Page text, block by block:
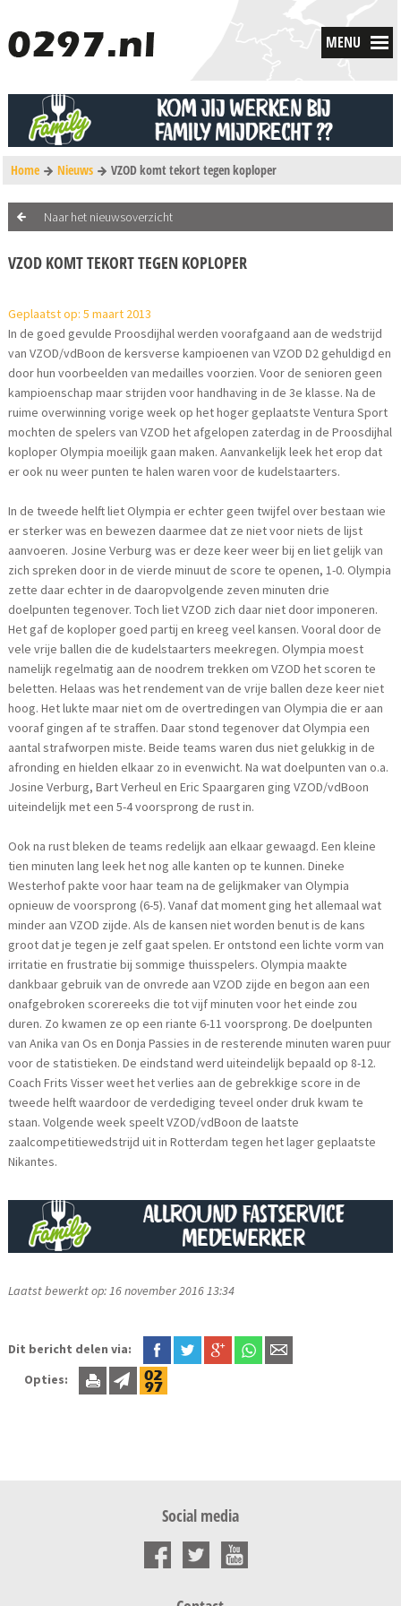
MENU
Home Nieuws VZOD komt tekort tegen koploper
Naar het nieuwsoverzicht
VZOD KOMT TEKORT TEGEN KOPLOPER
Geplaatst op: 5 maart 2013
In de goed gevulde Proosdijhal werden voorafgaand aan de wedstrijd
van VZOD/vdBoon de kersverse kampioenen van VZOD D2 gehuldigd en
door hun voorbeelden van medailles voorzien. Voor de senioren geen
kampioenschap maar strijden voor handhaving in de 3e klasse. Na de
ruime overwinning vorige week op het hoger geplaatste Ventura Sport
mochten de spelers van VZOD het afgelopen zaterdag in de Proosdijhal
koploper Olympia moeilijk gaan maken. Aanvankelijk leek het erop dat
er ook nu weer punten te halen waren voor de kudelstaarters.
In de tweede helft liet Olympia er echter geen twijfel over bestaan wie
er sterker was en bewezen daarmee dat ze niet voor niets de lijst
aanvoeren. Josine Verburg was er deze keer weer bij en liet gelijk van
zich spreken door in de vierde minuut de score te openen, 1-0. Olympia
zette daar echter in de daaropvolgende zeven minuten drie
doelpunten tegenover. Toch liet VZOD zich daar niet door imponeren.
Het gaf de koploper goed partij en kreeg veel kansen. Vooral door de
vele vrije ballen die de kudelstaarters meekregen. Olympia moest
namelijk regelmatig aan de noodrem trekken om VZOD het scoren te
beletten. Helaas was het rendement van de vrije ballen deze keer niet
hoog. Het lukte maar niet om de overtredingen van Olympia die er aan
vooraf gingen af te straffen. Daar stond tegenover dat Olympia een
aantal strafworpen miste. Beide teams waren dus niet gelukkig in de
afronding en hielden elkaar zo in evenwicht. Na wat doelpunten van o.a.
Josine Verburg, Bart Verheul en Eric Spaargaren ging VZOD/vdBoon
uiteindelijk met een 5-4 voorsprong de rust in.
Ook na rust bleken de teams redelijk aan elkaar gewaagd. Een kleine
tien minuten lang leek het nog alle kanten op te kunnen. Dineke
Westerhof pakte voor haar team na de gelijkmaker van Olympia
opnieuw de voorsprong (6-5). Vanaf dat moment ging het allemaal wat
minder aan VZOD zijde. Als de kansen niet worden benut is de kans
groot dat je tegen je zelf gaat spelen. Er ontstond een lichte vorm van
irritatie en frustratie bij sommige thuisspelers. Olympia maakte
dankbaar gebruik van de onvrede aan VZOD zijde en begon aan een
onafgebroken scorereeks die tot vijf minuten voor het einde zou
duren. Zo kwamen ze op een riante 6-11 voorsprong. De doelpunten
van Anika van Os en Donja Passies in de resterende minuten waren puur
voor de statistieken. De eindstand werd uiteindelijk bepaald op 8-12.
Coach Frits Visser weet het verlies aan de gebrekkige score in de
tweede helft waardoor de verdediging teveel onder druk kwam te
staan. Volgende week speelt VZOD/vdBoon de laatste
zaalcompetitiewedstrijd uit in Rotterdam tegen het lager geplaatste
Nikantes.
Laatst bewerkt op: 16 november 2016 13:34
Dit bericht delen via:
Opties:
Social media